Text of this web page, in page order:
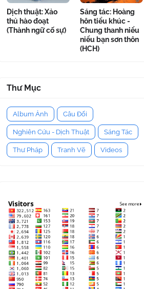
Dịch thuật: Xảo
thủ hào đoạt
(Thành ngữ cố sự)
Sáng tác: Hoàng
hôn tiểu khúc -
Chung thanh niểu
niểu bạn sơn thôn
(HCH)
Thư Mục
Album Ảnh Câu Đối
Nghiên Cứu - Dịch Thuật Sáng Tác
Thư Pháp Tranh Vẽ Videos